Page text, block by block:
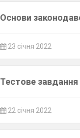
Основи
23 січня 2022
Тестове завдання
22 січня 2022